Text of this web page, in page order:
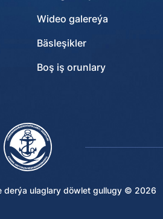
Wideo galereýa
Bäsleşikler
Boş iş orunlary
derýa ulaglary döwlet gullugy © 2026